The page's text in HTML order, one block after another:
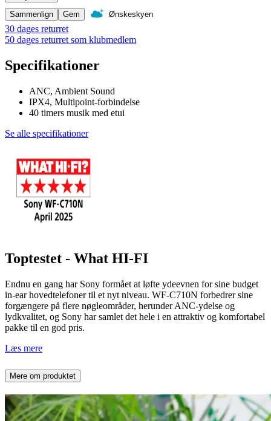
Sammenlign
Gem Ønskeskyen
30 dages returret
50 dages returret som klubmedlem
Specifikationer
ANC, Ambient Sound
IPX4, Multipoint-forbindelse
40 timers musik med etui
Se alle specifikationer
Toptestet - What HI-FI
Endnu en gang har Sony formået at løfte ydeevnen for sine budget
in-ear hovedtelefoner til et nyt niveau. WF-C710N forbedrer sine
forgængere på flere nøgleområder, herunder ANC-ydelse og
lydkvalitet, og Sony har samlet det hele i en attraktiv og komfortabel
pakke til en god pris.
Læs mere
Mere om produktet